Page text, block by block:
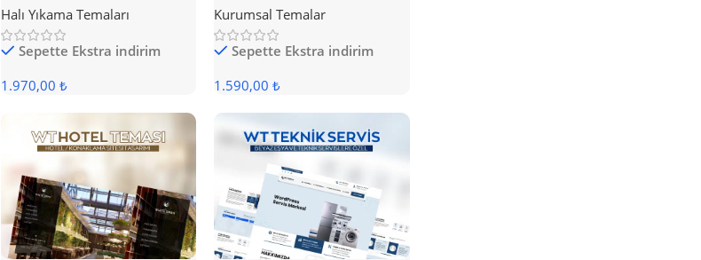
Halı Yıkama Temaları
Sepette Ekstra indirim
1.970,00 ₺
Kurumsal Temalar
Sepette Ekstra indirim
1.590,00 ₺